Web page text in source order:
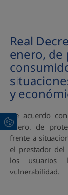
Real
enero, de
y
De acuerdo
enero, de
frente a
el prestador del
los usuarios
vulnerabilidad.